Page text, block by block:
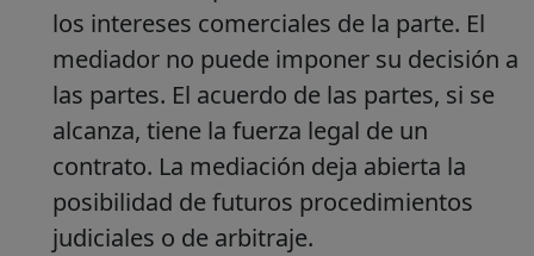
los intereses comerciales de la parte. El
mediador no puede imponer su decisión a
las partes. El acuerdo de las partes, si se
alcanza, tiene la fuerza legal de un
contrato. La mediación deja abierta la
posibilidad de futuros procedimientos
judiciales o de arbitraje.